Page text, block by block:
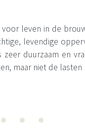
voor leven in de
levendige
zeer duurzaam en
maar niet de